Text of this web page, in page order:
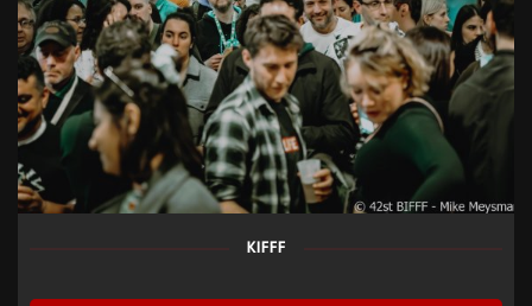
KIFFF